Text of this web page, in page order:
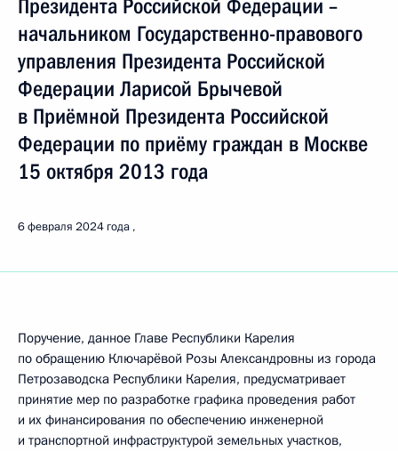
Президента Российской Федерации –
начальником Государственно-правового
управления Президента Российской
Федерации Ларисой Брычевой
в Приёмной Президента Российской
Федерации по приёму граждан в Москве
15 октября 2013 года
6 февраля 2024 года
Поручение, данное Главе Республики Карелия
по обращению Ключарёвой Розы Александровны из города
Петрозаводска Республики Карелия, предусматривает
принятие мер по разработке графика проведения работ
и их финансирования по обеспечению инженерной
и транспортной инфраструктурой земельных участков,